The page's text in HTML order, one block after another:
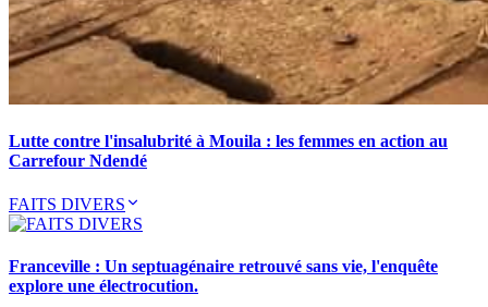
Lutte contre l'insalubrité à Mouila : les femmes en action au
Carrefour Ndendé
FAITS DIVERS
Franceville : Un septuagénaire retrouvé sans vie, l'enquête
explore une électrocution.